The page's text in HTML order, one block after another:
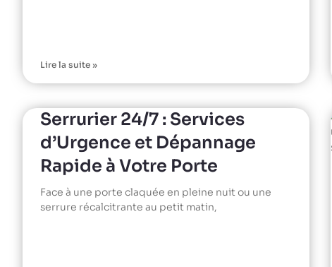
Lire la suite »
Serrurier 24/7 : Services
d’Urgence et Dépannage
Rapide à Votre Porte
Face à une porte claquée en pleine nuit ou une
serrure récalcitrante au petit matin,